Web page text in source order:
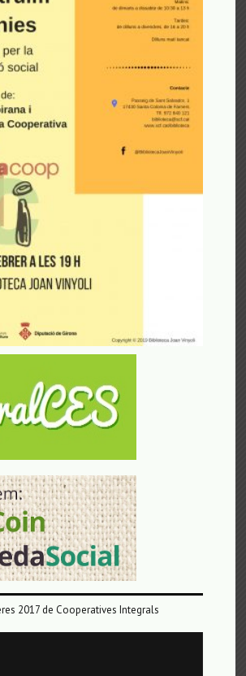
2017 de Cooperatives Integrals